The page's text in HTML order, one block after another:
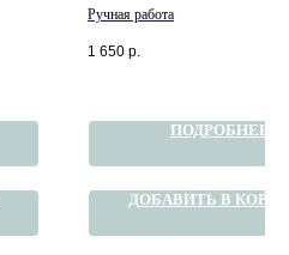
Ручная работа
1 650 р.
ПОДРОБНЕЕ
ДОБАВИТЬ В